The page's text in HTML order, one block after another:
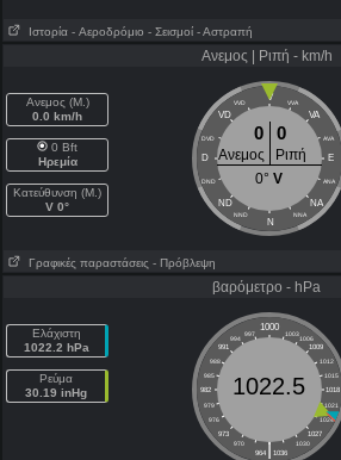
Ιστορία - Aεροδρόμιο - Σεισμοί - Αστραπή
Ανεμος | Ριπή - km/h
Ανεμος (Μ.)
0.0 km/h
0 Bft
Ηρεμία
Κατεύθυνση (Μ.)
V 0°
V
VVD VVA
VD VA
DVD AVA
D E
DND ANA
ND NA
NND NNA
N
0 0
Ανεμος
Ριπή
0°V
Γραφικές παραστάσεις - Πρόβλεψη
βαρόμετρο - hPa
Ελάχιστη
1022.2 hPa
Ρεύμα
30.19 inHg
1000
997 1003
994
1006
991
1009
988
1012
985
1015
982
1018
979
1021
976
1024
973
1027
970
1030
|
964 1036
1022.5